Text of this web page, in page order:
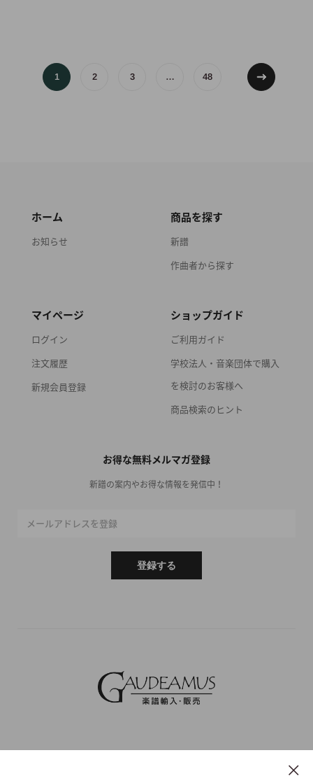
1 2 3 … 48
ホーム
お知らせ
商品を探す
新譜
作曲者から探す
マイページ
ログイン
注文履歴
新規会員登録
ショップガイド
ご利用ガイド
学校法人・音楽団体で購入
を検討のお客様へ
商品検索のヒント
お得な無料メルマガ登録
新譜の案内やお得な情報を発信中！
メールアドレスを登録
登録する